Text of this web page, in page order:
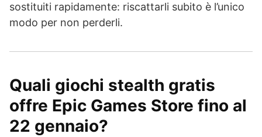
sostituiti rapidamente: riscattarli subito è l’unico
modo per non perderli.
Quali giochi stealth gratis
offre Epic Games Store fino al
22 gennaio?